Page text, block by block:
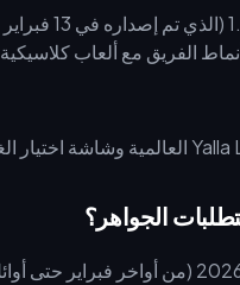
وأنماط الفريق مع
الجواهر؟